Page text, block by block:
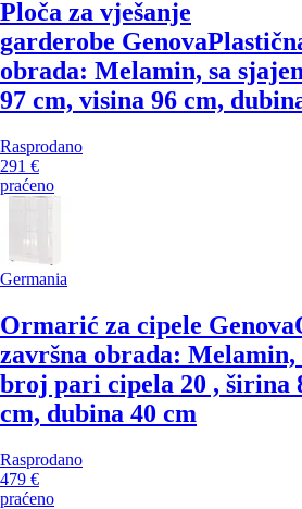
Ploča za vješanje
garderobe Genova
obrada: Melamin, sa
97 cm, visina 96 cm,
Rasprodano
291 €
praćeno
Germania
Ormarić za cipele Genova
završna obrada:
broj pari cipela 20 , širina
cm, dubina 40 cm
Rasprodano
479 €
praćeno